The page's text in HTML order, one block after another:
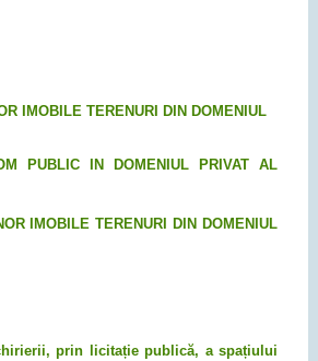
IMOBILE TERENURI DIN DOMENIUL
PUBLIC IN DOMENIUL PRIVAT AL
IMOBILE TERENURI DIN DOMENIUL
prin licitație publică, a spațiului